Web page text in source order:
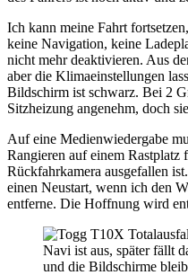
Ich kann meine Fahrt
keine Navigation, keine
nicht mehr deaktivieren. Aus
aber die Klimaeinstellungen
Bildschirm ist schwarz. Bei 2
Sitzheizung angenehm, doch
Auf eine Medienwiedergabe
Rangieren auf einem Rastplatz
Rückfahrkamera ausgefallen
einen Neustart, wenn ich den
entferne. Die Hoffnung wird
Navi ist aus, später fällt
und die Bildschirme